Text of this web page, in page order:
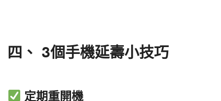
四、 3個手機延壽小技巧
定期重開機